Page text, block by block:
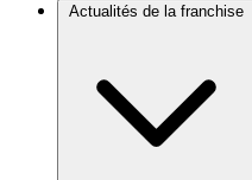
Actualités de la franchise